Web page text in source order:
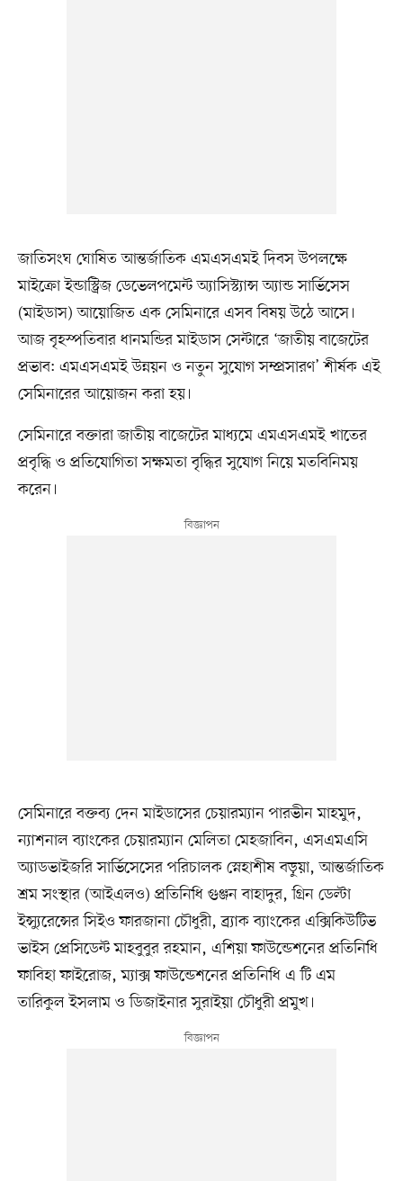
জাতিসংঘ ঘোষিত আন্তর্জাতিক এমএসএমই দিবস উপলক্ষে
মাইক্রো ইন্ডাস্ট্রিজ ডেভেলপমেন্ট অ্যাসিস্ট্যান্স অ্যান্ড সার্ভিসেস
(মাইডাস) আয়োজিত এক সেমিনারে এসব বিষয় উঠে আসে।
আজ বৃহস্পতিবার ধানমন্ডির মাইডাস সেন্টারে ‘জাতীয় বাজেটের
প্রভাব: এমএসএমই উন্নয়ন ও নতুন সুযোগ সম্প্রসারণ’ শীর্ষক এই
সেমিনারের আয়োজন করা হয়।
সেমিনারে বক্তারা জাতীয় বাজেটের মাধ্যমে এমএসএমই খাতের
প্রবৃদ্ধি ও প্রতিযোগিতা সক্ষমতা বৃদ্ধির সুযোগ নিয়ে মতবিনিময়
করেন।
সেমিনারে বক্তব্য দেন মাইডাসের চেয়ারম্যান পারভীন মাহমুদ,
ন্যাশনাল ব্যাংকের চেয়ারম্যান মেলিতা মেহজাবিন, এসএমএসি
অ্যাডভাইজরি সার্ভিসেসের পরিচালক স্নেহাশীষ বড়ুয়া, আন্তর্জাতিক
শ্রম সংস্থার (আইএলও) প্রতিনিধি গুঞ্জন বাহাদুর, গ্রিন ডেল্টা
ইন্স্যুরেন্সের সিইও ফারজানা চৌধুরী, ব্র্যাক ব্যাংকের এক্সিকিউটিভ
ভাইস প্রেসিডেন্ট মাহবুবুর রহমান, এশিয়া ফাউন্ডেশনের প্রতিনিধি
ফাবিহা ফাইরোজ, ম্যাক্স ফাউন্ডেশনের প্রতিনিধি এ টি এম
তারিকুল ইসলাম ও ডিজাইনার সুরাইয়া চৌধুরী প্রমুখ।